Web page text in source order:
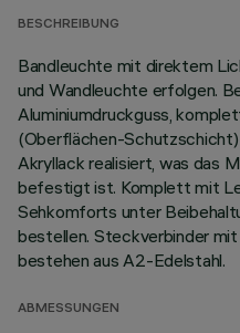
BESCHREIBUNG
Bandleuchte mit direktem
und Wandleuchte erfolgen.
Aluminiumdruckguss,
(Oberflächen-Schutzschicht)
Akryllack realisiert, was das
befestigt ist. Komplett mit
Sehkomforts unter
bestellen. Steckverbinder
bestehen aus A2-Edelstahl.
ABMESSUNGEN